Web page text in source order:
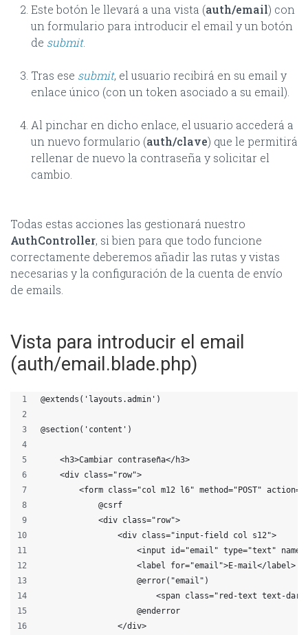
Este botón le llevará a una vista (auth/email) con
un formulario para introducir el email y un botón
de submit.
Tras ese submit, el usuario recibirá en su email y
enlace único (con un token asociado a su email).
Al pinchar en dicho enlace, el usuario accederá a
un nuevo formulario (auth/clave) que le permitirá
rellenar de nuevo la contraseña y solicitar el
cambio.
Todas estas acciones las gestionará nuestro
AuthController, si bien para que todo funcione
correctamente deberemos añadir las rutas y vistas
necesarias y la configuración de la cuenta de envío
de emails.
Vista para introducir el email
(auth/email.blade.php)
@extends('layouts.admin')
@section('content')
    <h3>Cambiar contraseña</h3>
    <div class="row">
<form class="col m12 l6" method="POST"
            @csrf
            <div class="row">
                <div class="input-field col s12">
<input id="email" type="text"
                    <label for="email">E-mail</label>
                    @error("email")
<span class="red-text text-
                    @enderror
                </div>